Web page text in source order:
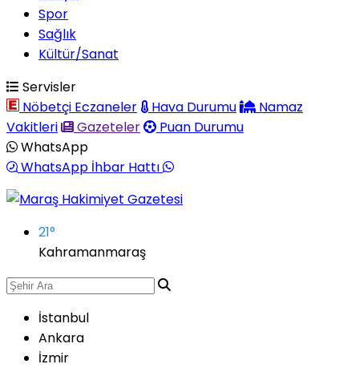
Spor
Sağlık
Kültür/Sanat
Servisler
Nöbetçi Eczaneler
Hava Durumu
Namaz
Vakitleri
Gazeteler
Puan Durumu
WhatsApp
WhatsApp İhbar Hattı
21°
Kahramanmaraş
İstanbul
Ankara
İzmir